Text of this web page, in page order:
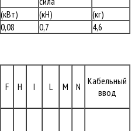
(кВт) (кН)
(кг)
0,08 0,7 4,6
F H I L M N
Кабельный
ввод